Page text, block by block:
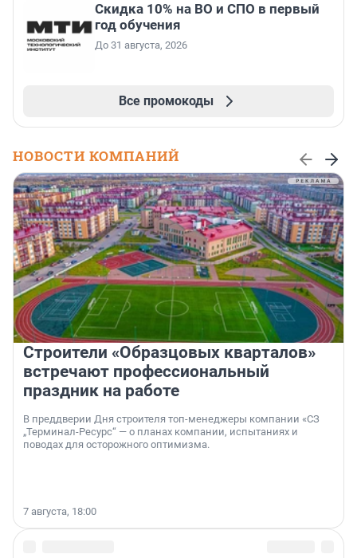
Скидка 10% на ВО и СПО в первый
год обучения
До 31 августа, 2026
Все промокоды
НОВОСТИ КОМПАНИЙ
Строители «Образцовых кварталов»
встречают профессиональный
праздник на работе
В преддверии Дня строителя топ-менеджеры компании «СЗ
„Терминал-Ресурс“ — о планах компании, испытаниях и
поводах для осторожного оптимизма.
7 августа, 18:00